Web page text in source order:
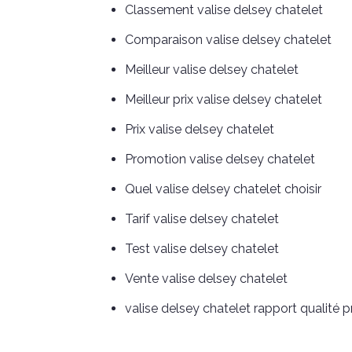
Classement valise delsey chatelet
Comparaison valise delsey chatelet
Meilleur valise delsey chatelet
Meilleur prix valise delsey chatelet
Prix valise delsey chatelet
Promotion valise delsey chatelet
Quel valise delsey chatelet choisir
Tarif valise delsey chatelet
Test valise delsey chatelet
Vente valise delsey chatelet
valise delsey chatelet rapport qualité